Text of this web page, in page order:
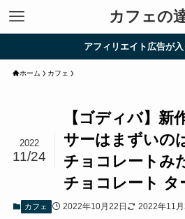
カフェの
アフィリエイト広告が
ホーム カフェ
【ゴディバ】新
サーはまずいの
チョコレートみ
チョコレート タ
2022
11/24
カフェ 2022年10月22日 2022年11月